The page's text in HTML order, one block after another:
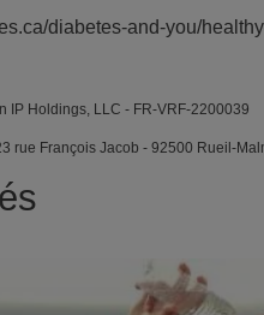
diabetes-and-you/
IP Holdings, LLC - FR-VRF-2200039
rue François Jacob - 92500 Rueil-